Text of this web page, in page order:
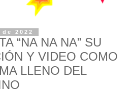
2022
“NA NA NA” SU
Y VIDEO COMO
LLENO DEL